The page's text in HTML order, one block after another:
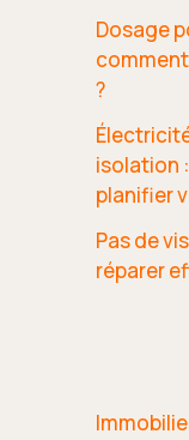
Dosage
?
isolation
planifier
Pas de
réparer